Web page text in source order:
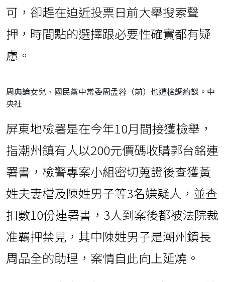
可，卻趕在迫近投票日前大舉搜索聲
押，時間點的選擇跟必要性確實都有疑
慮。
周典論女兒、國民黨中常委周孟蓉（前）也遭檢調約談。中
央社
屏東地檢署是在今年10月間接獲檢舉，
指潮州鎮有人以200元價碼收購郭台銘連
署書，檢警專案小組密切蒐證後查獲黃
姓夫妻檔及陳姓男子等3名嫌疑人，並查
扣數10份連署書，3人到案後都被法院裁
准羈押禁見，其中陳姓男子是潮州鎮長
周品全的助理，案情自此向上延燒。